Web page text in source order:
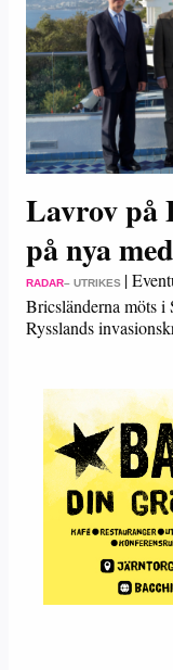
Lavrov på
på nya
RADAR– UTRIKES |
Bricsländerna möts i
Rysslands